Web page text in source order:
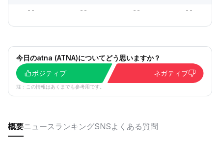
-- -- -- --
今日のatna (ATNA)についてどう思いますか？
ポジティブ
ネガティブ
注：この情報はあくまでも参考用です。
概要ニュース ランキングSNSよくある質問